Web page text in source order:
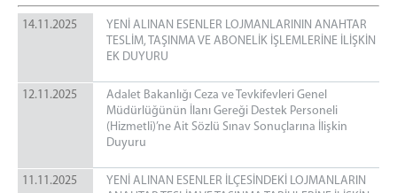
Adliyemizden Görüntüler
Cezaevleri
Metris 1 Nolu T Tipi
Metris 1 ve 2 Nolu T ve R Tipi
Bakırköy Kadın Ceza ve İnfaz Kurumu
14.11.2025
YENİ ALINAN ESENLER LOJMANLARININ ANAHTAR
TESLİM, TAŞINMA VE ABONELİK İŞLEMLERİNE İLİŞKİN
EK DUYURU
12.11.2025
Adalet Bakanlığı Ceza ve Tevkifevleri Genel
Müdürlüğünün İlanı Gereği Destek Personeli
(Hizmetli)’ne Ait Sözlü Sınav Sonuçlarına İlişkin
Duyuru
11.11.2025
YENİ ALINAN ESENLER İLÇESİNDEKİ LOJMANLARIN